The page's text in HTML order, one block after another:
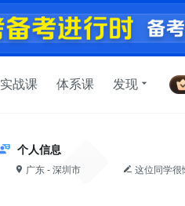
实战课 体系课 发现
个人信息
广东 - 深圳市 这位同学很